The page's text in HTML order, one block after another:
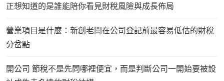
正想知道的是誰能陪你看見財稅風險與成長佈局
營業項目是什麼：新創老闆在公司登記前最容易低估的財稅
分岔點
開公司 節稅不是先問哪裡便宜，而是判斷公司一開始要被設